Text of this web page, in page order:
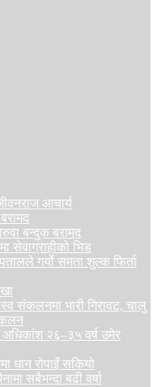
आचार्य
बन्दुक बरामद
सेवाग्राहीको भिड
गर्यो समता शुल्क फिर्ता
संकलनमा भारी गिरावट, चालु
२६–३५ वर्ष उमेर
धान रोपाइँ सकियो
सबैभन्दा बढी वर्षा